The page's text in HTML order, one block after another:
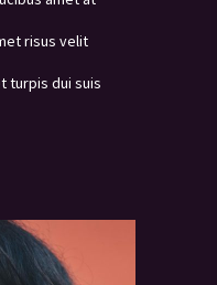
risus velit
turpis dui suis